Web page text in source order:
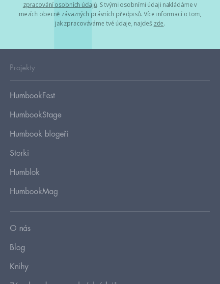
zpracování osobních údajů. S tvými osobními údaji nakládáme v
mezích obecně závazných právních předpisů. Více informací o tom,
jak zpracováváme tvé údaje, najdeš zde.
Projekty
HumbookFest
HumbookStage
Humbook blogeři
Storki
Humblok
HumbookMag
O nás
Blog
Knihy